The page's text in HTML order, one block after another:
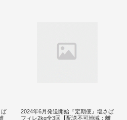
ば
2024年6月発送開始『定期便』塩さば
フィレ2kg全3回【配送不可地域：離